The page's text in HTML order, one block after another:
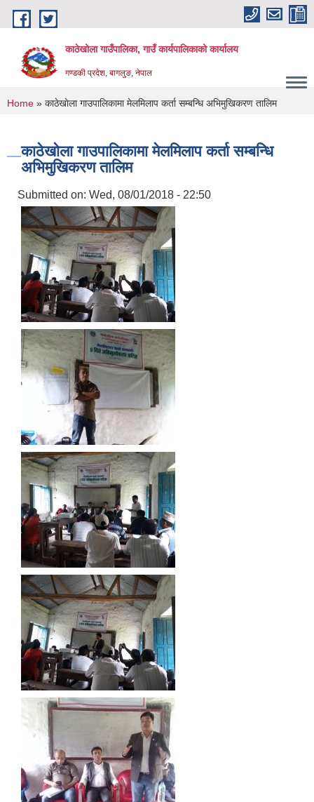
Skip to main content
काठेखोला गाउँपालिका, गाउँ कार्यपालिकाको कार्यालय
गण्डकी प्रदेश, बागलुङ, नेपाल
You are here
Home » काठेखाेला गाउपालिकामा मेलमिलाप कर्ता सम्बन्धि अभिमुखिकरण तालिम
काठेखाेला गाउपालिकामा मेलमिलाप कर्ता सम्बन्धि
अभिमुखिकरण तालिम
Submitted on: Wed, 08/01/2018 - 22:50